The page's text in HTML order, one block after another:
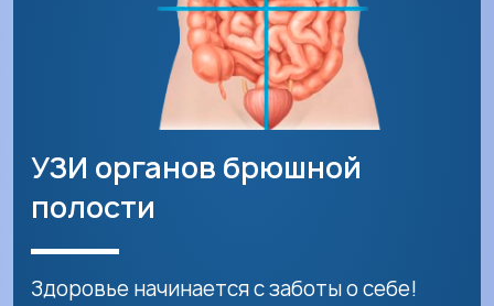
УЗИ органов брюшной
полости
Здоровье начинается с заботы о себе!